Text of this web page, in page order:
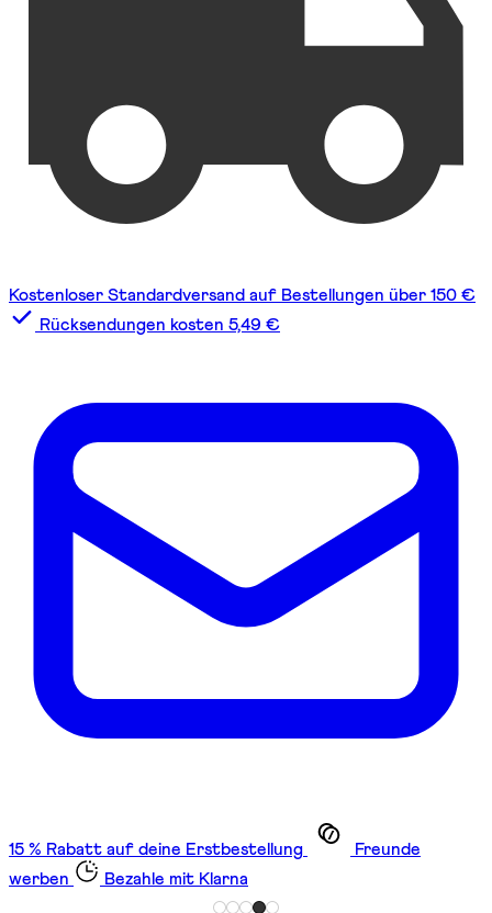
Kostenloser Standardversand auf Bestellungen über 150 €
Rücksendungen kosten 5,49 €
15 % Rabatt auf deine Erstbestellung
Freunde
werben
Bezahle mit Klarna